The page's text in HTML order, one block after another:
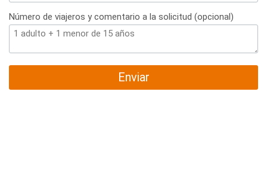
Número de viajeros y comentario a la solicitud (opcional)
Enviar